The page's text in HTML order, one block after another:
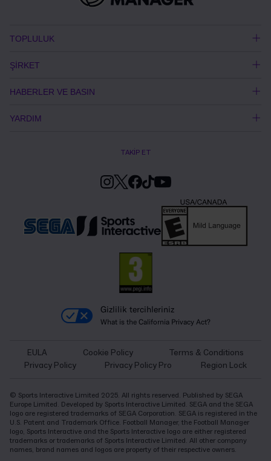
TOPLULUK
ŞİRKET
HABERLER VE BASIN
YARDIM
TAKİP ET
Gizlilik tercihleriniz
What is the California Privacy Act?
EULA Cookie Policy
Terms & Conditions
Privacy Policy
Privacy Policy Pro Region Lock
© Sports Interactive Limited 2025. All rights reserved. Published by SEGA
Europe Limited. Developed by Sports Interactive Limited. SEGA and the SEGA
logo are registered trademarks of SEGA Corporation. SEGA is registered in the
U.S. Patent and Trademark Office. Football Manager, the Football Manager
logo, Sports Interactive and the Sports Interactive logo are either registered
trademarks or trademarks of Sports Interactive Limited. All other company
names, brand names and logos are property of their respective owners.